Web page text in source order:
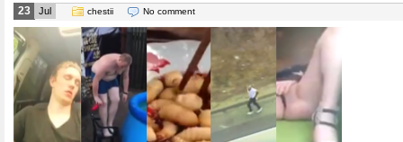
23 Jul chestii No comment